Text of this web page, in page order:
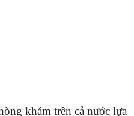
khám trên cả nước lựa